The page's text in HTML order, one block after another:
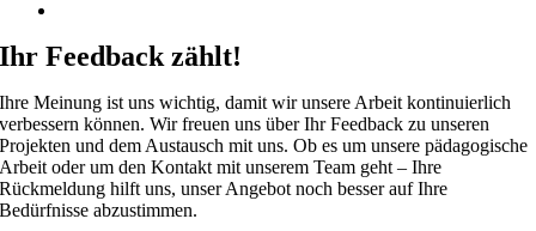
Ihr Feedback zählt!
Ihre Meinung ist uns wichtig, damit wir unsere Arbeit kontinuierlich
verbessern können. Wir freuen uns über Ihr Feedback zu unseren
Projekten und dem Austausch mit uns. Ob es um unsere pädagogische
Arbeit oder um den Kontakt mit unserem Team geht – Ihre
Rückmeldung hilft uns, unser Angebot noch besser auf Ihre
Bedürfnisse abzustimmen.